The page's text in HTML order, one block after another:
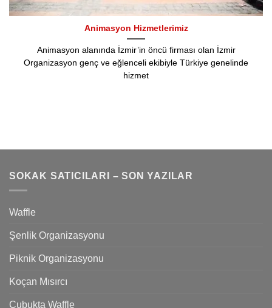
Animasyon Hizmetlerimiz
Animasyon alanında İzmir’in öncü firması olan İzmir
Organizasyon genç ve eğlenceli ekibiyle Türkiye genelinde
hizmet
SOKAK SATICILARI – SON YAZILAR
Waffle
Şenlik Organizasyonu
Piknik Organizasyonu
Koçan Mısırcı
Çubukta Waffle